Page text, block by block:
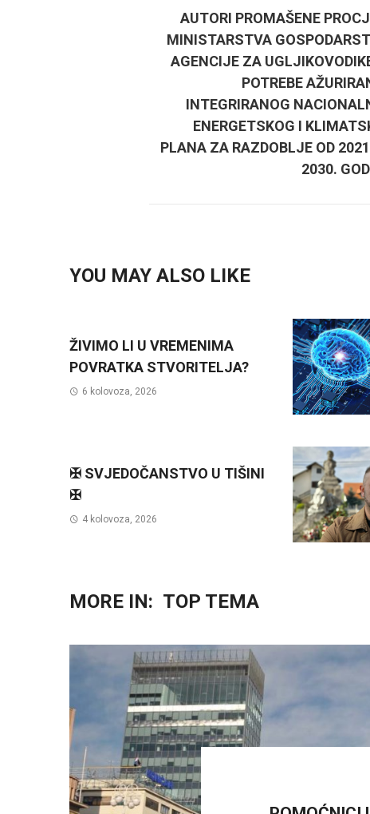
AUTORI PROMAŠENE
MINISTARSTVA
AGENCIJE ZA
POTREBE
INTEGRIRANOG
ENERGETSKOG I
PLANA ZA RAZDOBLJE OD
2030.
YOU MAY ALSO LIKE
ŽIVIMO LI U VREMENIMA
POVRATKA STVORITELJA?
6 kolovoza, 2026
✠ SVJEDOČANSTVO U TIŠINI
✠
4 kolovoza, 2026
MORE IN: TOP TEMA